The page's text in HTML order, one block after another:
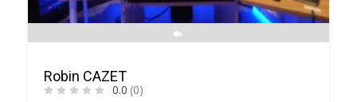
Robin CAZET
0.0 (0)